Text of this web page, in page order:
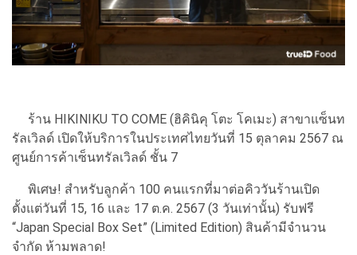
ร้าน HIKINIKU TO COME (ฮิคินิคุ โตะ โคเมะ) สาขาแซ็นท
รัลเวิลด์ เปิดให้บริการในประเทศไทยวันที่ 15 ตุลาคม 2567 ณ
ศูนย์การค้าเซ็นทรัลเวิลด์ ชั้น 7
พิเศษ! สำหรับลูกค้า 100 คนแรกที่มาต่อคิววันร้านเปิด
ตั้งแต่วันที่ 15, 16 และ 17 ต.ค. 2567 (3 วันเท่านั้น) รับฟรี
“Japan Special Box Set” (Limited Edition) สินค้ามีจำนวน
จำกัด ห้ามพลาด!